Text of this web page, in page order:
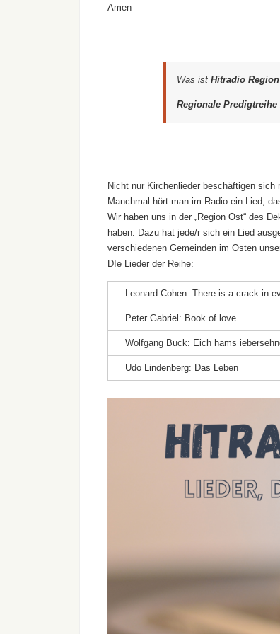
Amen
Was ist Hitradio
Regionale Predigtreihe
Nicht nur Kirchenlieder beschäftigen
Manchmal hört man im Radio ein Lied,
Wir haben uns in der „Region Ost“ des
haben. Dazu hat jede/r sich ein Lied
verschiedenen Gemeinden im Osten
DIe Lieder der Reihe:
Leonard Cohen: There is a crack in
Peter Gabriel: Book of love
Wolfgang Buck: Eich hams
Udo Lindenberg: Das Leben